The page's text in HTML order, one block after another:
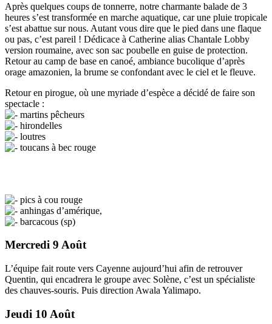
Après quelques coups de tonnerre, notre charmante balade de 3
heures s’est transformée en marche aquatique, car une pluie tropicale
s’est abattue sur nous. Autant vous dire que le pied dans une flaque
ou pas, c’est pareil ! Dédicace à Catherine alias Chantale Lobby
version roumaine, avec son sac poubelle en guise de protection.
Retour au camp de base en canoé, ambiance bucolique d’après
orage amazonien, la brume se confondant avec le ciel et le fleuve.
Retour en pirogue, où une myriade d’espèce a décidé de faire son
spectacle :
martins pêcheurs
hirondelles
loutres
toucans à bec rouge
pics à cou rouge
anhingas d’amérique,
barcacous (sp)
Mercredi 9 Août
L’équipe fait route vers Cayenne aujourd’hui afin de retrouver
Quentin, qui encadrera le groupe avec Solène, c’est un spécialiste
des chauves-souris. Puis direction Awala Yalimapo.
Jeudi 10 Août